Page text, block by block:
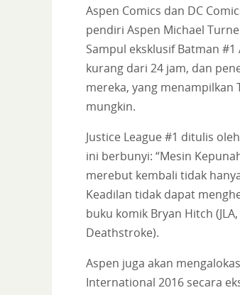
Aspen Comics dan DC
pendiri Aspen Michael
Sampul eksklusif Batman
kurang dari 24 jam, dan
mereka, yang
mungkin.
Justice League #1 ditulis
ini berbunyi: “Mesin
merebut kembali tidak
Keadilan tidak dapat
buku komik Bryan Hitch
Deathstroke).
Aspen juga akan
International 2016 secara